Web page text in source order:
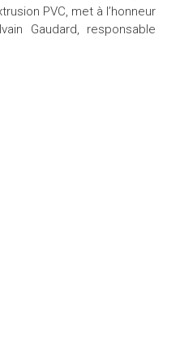
PVC, met à l’honneur
Gaudard, responsable